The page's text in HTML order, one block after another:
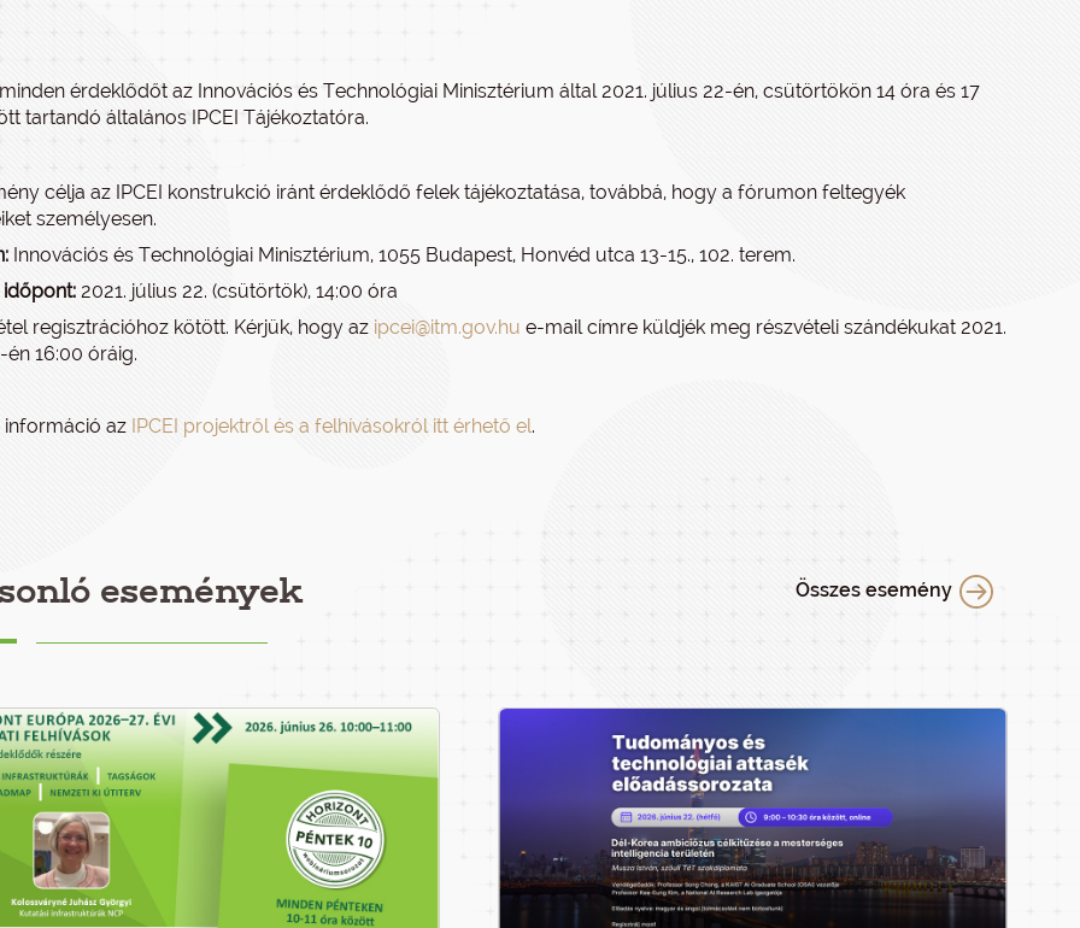
érdeklődőt az Innovációs és Technológiai Minisztérium által 2021. július 22-én, csütörtökön 14 óra és 17
tartandó általános IPCEI Tájékoztatóra.
célja az IPCEI konstrukció iránt érdeklődő felek tájékoztatása, továbbá, hogy a fórumon feltegyék
személyesen.
Innovációs és Technológiai Minisztérium, 1055 Budapest, Honvéd utca 13-15., 102. terem.
időpont: 2021. július 22. (csütörtök), 14:00 óra
regisztrációhoz kötött. Kérjük, hogy az ipcei@itm.gov.hu e-mail címre küldjék meg részvételi szándékukat 2021.
én 16:00 óráig.
információ az IPCEI projektről és a felhívásokról itt érhető el.
események Összes esemény